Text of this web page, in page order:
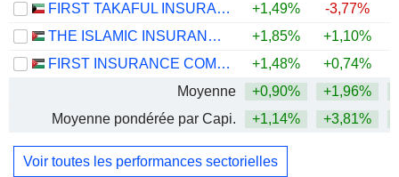
FIRST TAKAFUL INSURANCE COMPANY - KPSC
+1,49% -3,77%
THE ISLAMIC INSURANCE COMPANY
+1,85% +1,10%
FIRST INSURANCE COMPANY
+1,48% +0,74%
Moyenne
+0,90% +1,96%
Moyenne pondérée par Capi.
+1,14% +3,81%
Voir toutes les performances sectorielles